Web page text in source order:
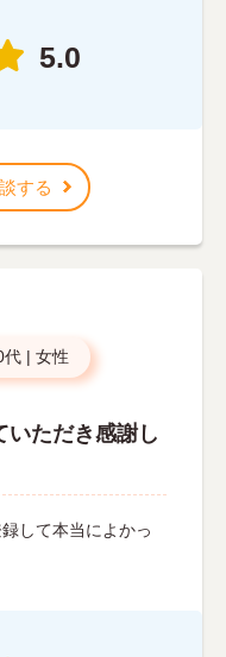
5.0
する
代 | 女性
いただき感謝し
して本当によかっ